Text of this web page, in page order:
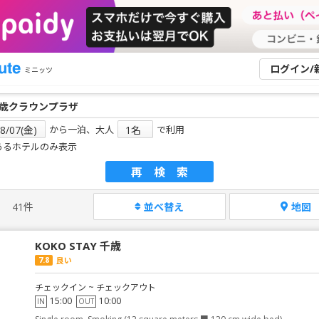
ミニッツ ログイン/
から一泊、大人
で利用
るホテルのみ表示
再検索
41件 並べ替え 地図
KOKO STAY 千歳
7.8 良い
チェックイン ~ チェックアウト
IN 15:00 OUT 10:00